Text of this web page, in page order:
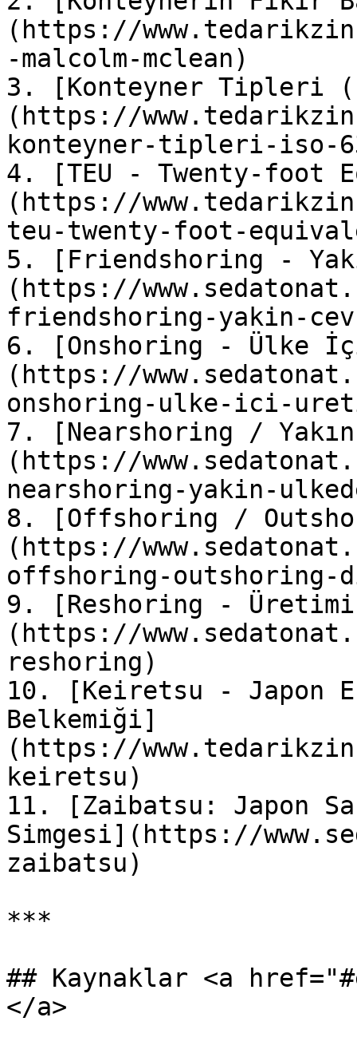
(https://
-malcolm-mclean)
3. [Konteyner Tipleri
(https://
konteyner-tipleri-iso-
4. [TEU - Twenty-foot
(https://
teu-twenty-foot-
5. [Friendshoring -
(https://
friendshoring-yakin-
6. [Onshoring - Ülke
(https://
onshoring-ulke-ici-
7. [Nearshoring /
(https://
nearshoring-yakin-
8. [Offshoring /
(https://
offshoring-outshoring-
9. [Reshoring -
(https://
reshoring)
10. [Keiretsu - Japon
Belkemiği]
(https://
keiretsu)
11. [Zaibatsu: Japon
Simgesi](https://
zaibatsu)
***
## Kaynaklar <a
</a>